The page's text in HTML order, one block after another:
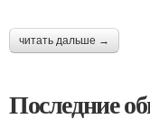
читать дальше →
Последние